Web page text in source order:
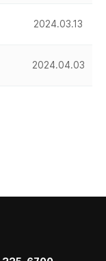
2024.03.13
2024.04.03